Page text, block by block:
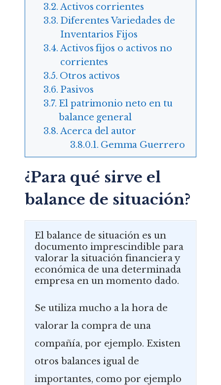
Activos corrientes
Diferentes Variedades de
Inventarios Fijos
Activos fijos o activos no
corrientes
Otros activos
Pasivos
El patrimonio neto en tu
balance general
Acerca del autor
Gemma Guerrero
¿Para qué sirve el
balance de situación?
El balance de situación es un
documento imprescindible para
valorar la situación financiera y
económica de una determinada
empresa en un momento dado.
Se utiliza mucho a la hora de
valorar la compra de una
compañía, por ejemplo. Existen
otros balances igual de
importantes, como por ejemplo